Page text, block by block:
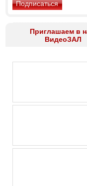
Приглашаем в
ВидеоЗАЛ